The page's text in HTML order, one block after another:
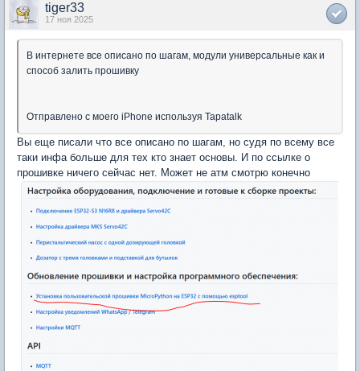
tiger33
17 ноя 2025
В интернете все описано по шагам, модули универсальные как и
способ залить прошивку
Отправлено с моего iPhone используя Tapatalk
Вы еще писали что все описано по шагам, но судя по всему все
таки инфа больше для тех кто знает основы. И по ссылке о
прошивке ничего сейчас нет. Может не атм смотрю конечно